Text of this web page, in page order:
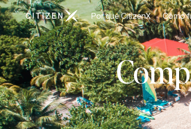
Ir a la página principal de CitizenX
Por qué CitizenX Cómo